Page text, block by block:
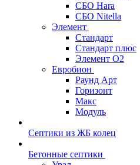
СБО Hara
СБО Nitella
Элемент
Стандарт
Стандарт плюс
Элемент О2
Евробион
Раунд Арт
Горизонт
Макс
Модуль
Септики из ЖБ колец
Бетонные септики